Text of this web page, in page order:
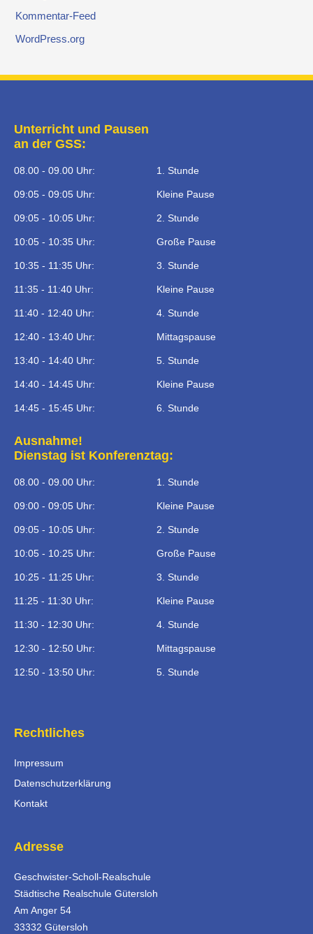
Kommentar-Feed
WordPress.org
Unterricht und Pausen
an der GSS:
08.00 - 09.00 Uhr: 1. Stunde
09:05 - 09:05 Uhr: Kleine Pause
09:05 - 10:05 Uhr: 2. Stunde
10:05 - 10:35 Uhr: Große Pause
10:35 - 11:35 Uhr: 3. Stunde
11:35 - 11:40 Uhr: Kleine Pause
11:40 - 12:40 Uhr: 4. Stunde
12:40 - 13:40 Uhr: Mittagspause
13:40 - 14:40 Uhr: 5. Stunde
14:40 - 14:45 Uhr: Kleine Pause
14:45 - 15:45 Uhr: 6. Stunde
Ausnahme!
Dienstag ist Konferenztag:
08.00 - 09.00 Uhr: 1. Stunde
09:00 - 09:05 Uhr: Kleine Pause
09:05 - 10:05 Uhr: 2. Stunde
10:05 - 10:25 Uhr: Große Pause
10:25 - 11:25 Uhr: 3. Stunde
11:25 - 11:30 Uhr: Kleine Pause
11:30 - 12:30 Uhr: 4. Stunde
12:30 - 12:50 Uhr: Mittagspause
12:50 - 13:50 Uhr: 5. Stunde
Rechtliches
Impressum
Datenschutzerklärung
Kontakt
Adresse
Geschwister-Scholl-Realschule
Städtische Realschule Gütersloh
Am Anger 54
33332 Gütersloh